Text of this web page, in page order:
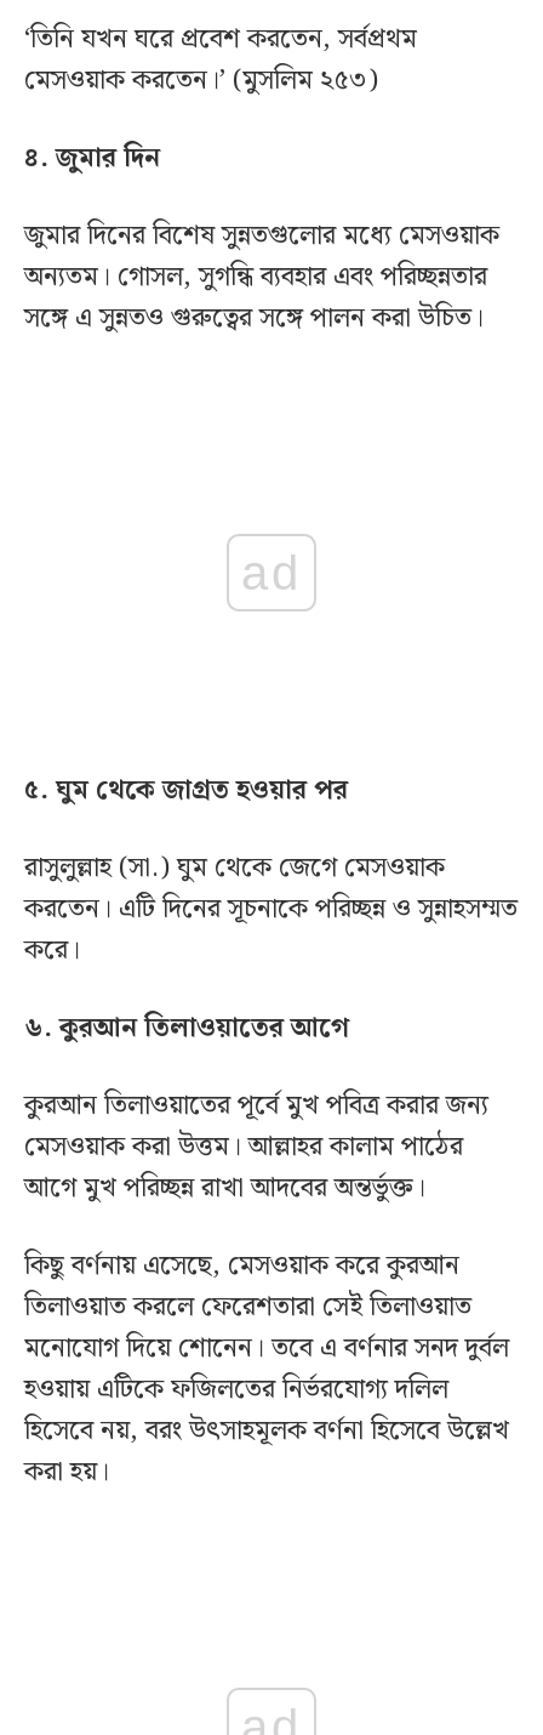
‘তিনি যখন ঘরে প্রবেশ করতেন, সর্বপ্রথম
মেসওয়াক করতেন।’ (মুসলিম ২৫৩)
৪. জুমার দিন
জুমার দিনের বিশেষ সুন্নতগুলোর মধ্যে মেসওয়াক
অন্যতম। গোসল, সুগন্ধি ব্যবহার এবং পরিচ্ছন্নতার
সঙ্গে এ সুন্নতও গুরুত্বের সঙ্গে পালন করা উচিত।
ad
৫. ঘুম থেকে জাগ্রত হওয়ার পর
রাসুলুল্লাহ (সা.) ঘুম থেকে জেগে মেসওয়াক
করতেন। এটি দিনের সূচনাকে পরিচ্ছন্ন ও সুন্নাহসম্মত
করে।
৬. কুরআন তিলাওয়াতের আগে
কুরআন তিলাওয়াতের পূর্বে মুখ পবিত্র করার জন্য
মেসওয়াক করা উত্তম। আল্লাহর কালাম পাঠের
আগে মুখ পরিচ্ছন্ন রাখা আদবের অন্তর্ভুক্ত।
কিছু বর্ণনায় এসেছে, মেসওয়াক করে কুরআন
তিলাওয়াত করলে ফেরেশতারা সেই তিলাওয়াত
মনোযোগ দিয়ে শোনেন। তবে এ বর্ণনার সনদ দুর্বল
হওয়ায় এটিকে ফজিলতের নির্ভরযোগ্য দলিল
হিসেবে নয়, বরং উৎসাহমূলক বর্ণনা হিসেবে উল্লেখ
করা হয়।